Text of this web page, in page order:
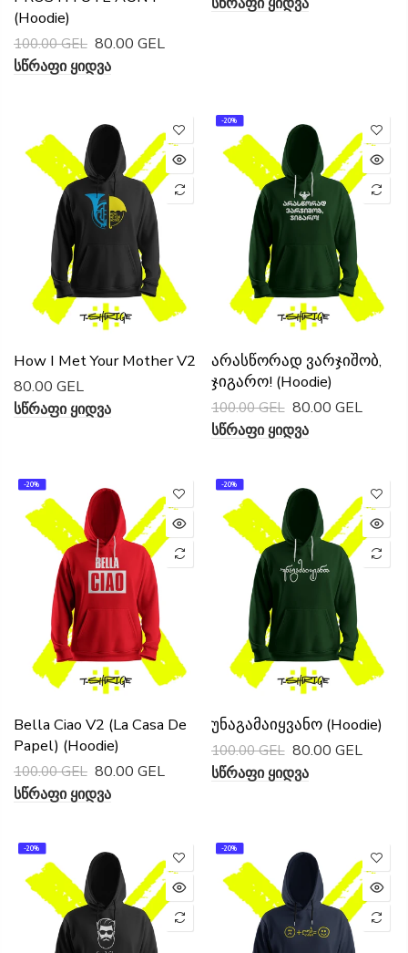
(Hoodie)
100.00 GEL 80.00 GEL
Სწრაფი Ყიდვა
How I Met Your Mother V2
80.00 GEL
Სწრაფი Ყიდვა
-20%
Არასწორად Ვარჯიშობ,
Ჯიგარო! (Hoodie)
100.00 GEL 80.00 GEL
Სწრაფი Ყიდვა
-20%
Bella Ciao V2 (La Casa De
Papel) (Hoodie)
100.00 GEL 80.00 GEL
Სწრაფი Ყიდვა
-20%
Უნაგამაიყვანო (Hoodie)
100.00 GEL 80.00 GEL
Სწრაფი Ყიდვა
-20% -20%